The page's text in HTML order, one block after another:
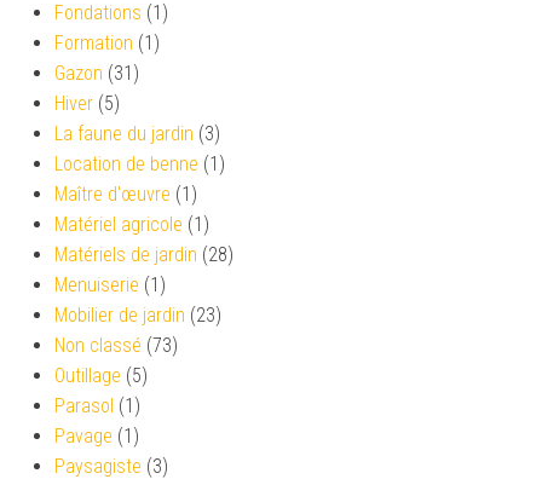
Fondations (1)
Formation (1)
Gazon (31)
Hiver (5)
La faune du jardin (3)
Location de benne (1)
Maître d'œuvre (1)
Matériel agricole (1)
Matériels de jardin (28)
Menuiserie (1)
Mobilier de jardin (23)
Non classé (73)
Outillage (5)
Parasol (1)
Pavage (1)
Paysagiste (3)